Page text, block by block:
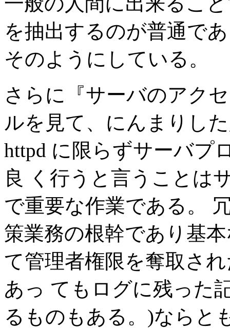
を抽出するのが普通で
そのようにしている。
さらに『サーバのアク
ルを見て、にんまりし
httpd に限らずサーバプ
良 く行うと言うことは
で重要な作業である。
策業務の根幹であり基
て管理者権限を奪取さ
あっ てもログに残った
るものもある。)ならと